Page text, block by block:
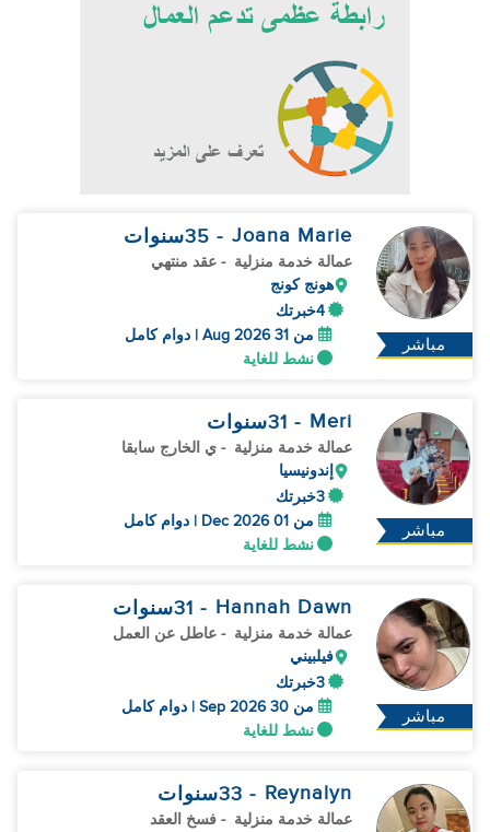
مباشر
Joana Marie
- 35 سنوات
عمالة خدمة منزلية - عقد منتهي
هونج كونج
4خبرتك
من 31 Aug 2026 | دوام كامل
نشط للغاية
مباشر
Meri
- 31 سنوات
عمالة خدمة منزلية - ي الخارج سابقا
إندونيسيا
3خبرتك
من 01 Dec 2026 | دوام كامل
نشط للغاية
مباشر
Hannah Dawn
- 31 سنوات
عمالة خدمة منزلية - عاطل عن العمل
فيلبيني
3خبرتك
من 30 Sep 2026 | دوام كامل
نشط للغاية
Reynalyn
- 33 سنوات
عمالة خدمة منزلية - فسخ العقد